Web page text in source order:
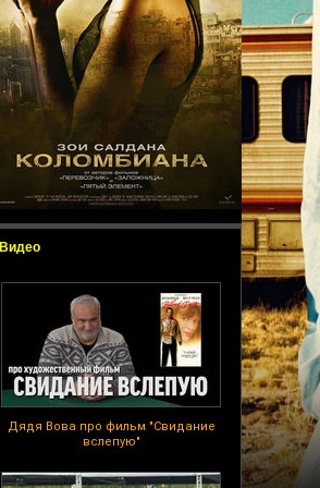
Видео
Дядя Вова про фильм "Свидание
вслепую"